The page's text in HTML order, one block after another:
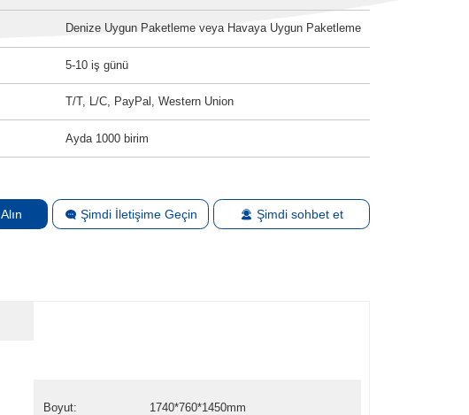
Denize Uygun Paketleme veya Havaya Uygun Paketleme
5-10 iş günü
T/T, L/C, PayPal, Western Union
Ayda 1000 birim
Şimdi İletişime Geçin Şimdi sohbet et
Boyut: 1740*760*1450mm